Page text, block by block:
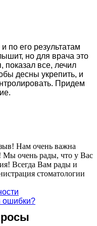
по его результатам
но для врача это
показал все, лечил
десны укрепить, и
Придем
Нам очень важна
Мы очень рады, что у Вас
Всегда Вам рады и
стоматологии
ошибки?